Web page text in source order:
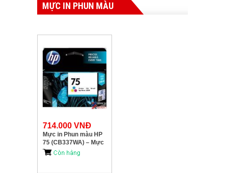
MỰC IN PHUN MÀU
714.000 VNĐ
Mực in Phun màu HP
75 (CB337WA) – Mực
màu